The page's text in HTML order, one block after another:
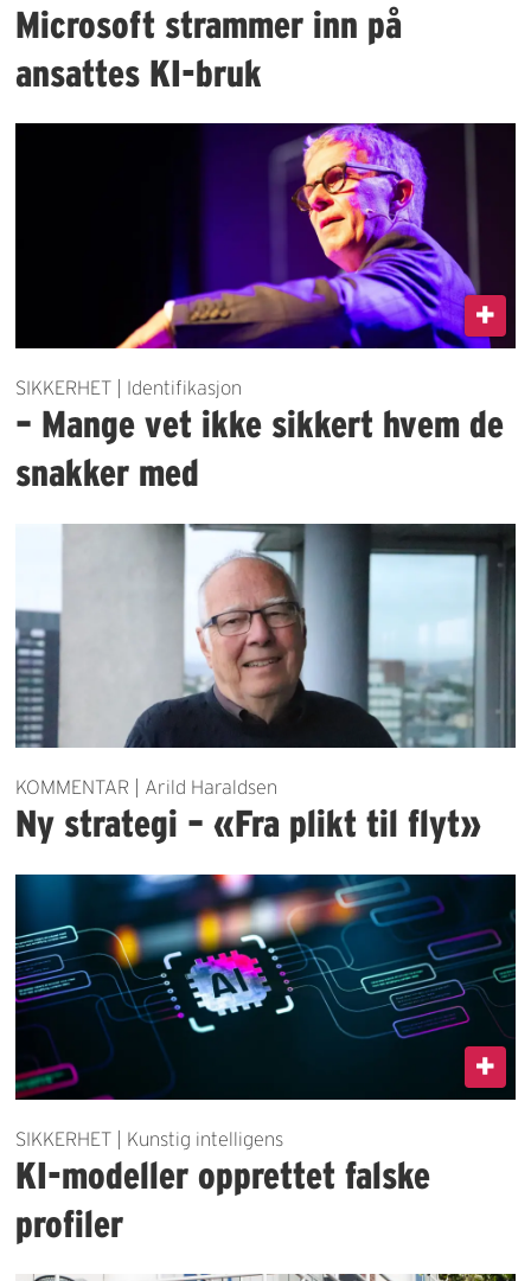
Microsoft strammer inn på
ansattes KI-bruk
SIKKERHET | Identifikasjon
– Mange vet ikke sikkert hvem de
snakker med
KOMMENTAR | Arild Haraldsen
Ny strategi – «Fra plikt til flyt»
SIKKERHET | Kunstig intelligens
KI-modeller opprettet falske
profiler